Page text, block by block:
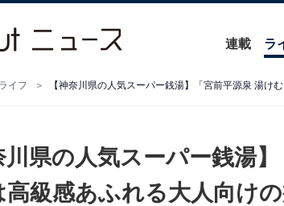
連載 ラ
ライフ
川県の人気スーパー銭湯
高級感あふれる大人向け